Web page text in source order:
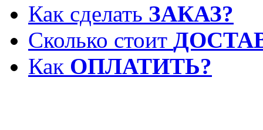
Как сделать ЗАКАЗ?
Сколько стоит
Как ОПЛАТИТЬ?